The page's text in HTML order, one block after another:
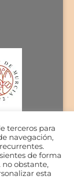
terceros para
navegación,
de forma
no obstante,
esta